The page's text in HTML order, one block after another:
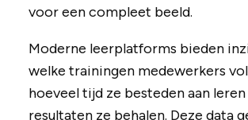
voor een compleet beeld.
Moderne leerplatforms bieden
welke trainingen medewerkers
hoeveel tijd ze besteden aan
resultaten ze behalen. Deze data